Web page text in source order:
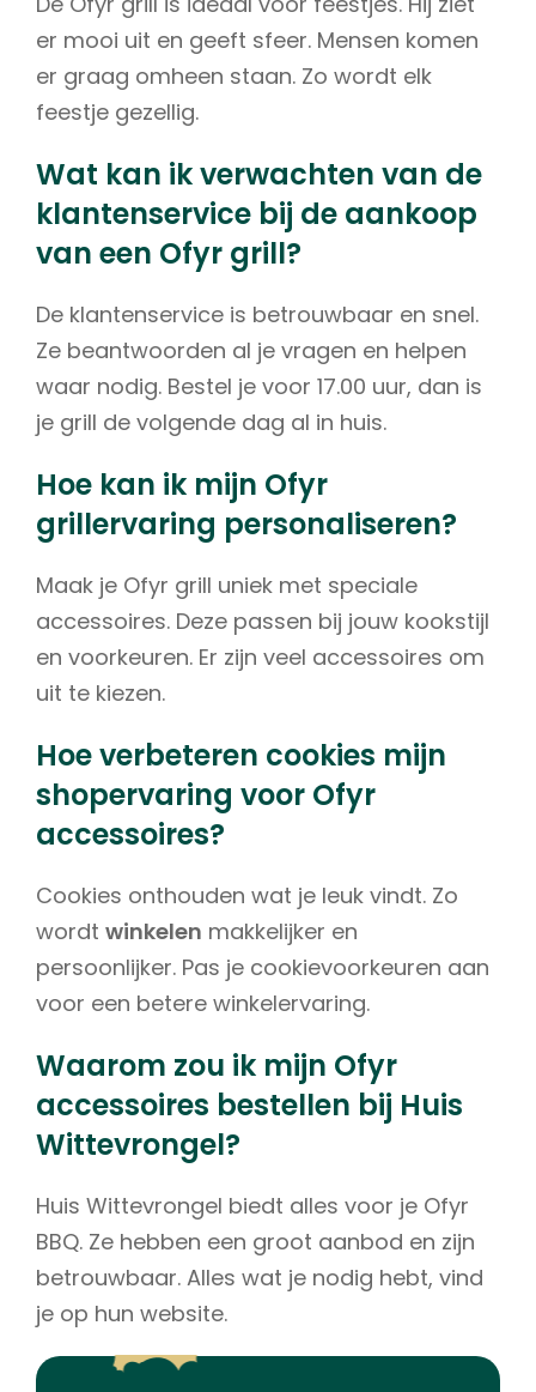
er mooi uit en geeft sfeer. Mensen komen
er graag omheen staan. Zo wordt elk
feestje gezellig.
Wat kan ik verwachten van de
klantenservice bij de aankoop
van een Ofyr grill?
De klantenservice is betrouwbaar en snel.
Ze beantwoorden al je vragen en helpen
waar nodig. Bestel je voor 17.00 uur, dan is
je grill de volgende dag al in huis.
Hoe kan ik mijn Ofyr
grillervaring personaliseren?
Maak je Ofyr grill uniek met speciale
accessoires. Deze passen bij jouw kookstijl
en voorkeuren. Er zijn veel accessoires om
uit te kiezen.
Hoe verbeteren cookies mijn
shopervaring voor Ofyr
accessoires?
Cookies onthouden wat je leuk vindt. Zo
wordt winkelen makkelijker en
persoonlijker. Pas je cookievoorkeuren aan
voor een betere winkelervaring.
Waarom zou ik mijn Ofyr
accessoires bestellen bij Huis
Wittevrongel?
Huis Wittevrongel biedt alles voor je Ofyr
BBQ. Ze hebben een groot aanbod en zijn
betrouwbaar. Alles wat je nodig hebt, vind
je op hun website.